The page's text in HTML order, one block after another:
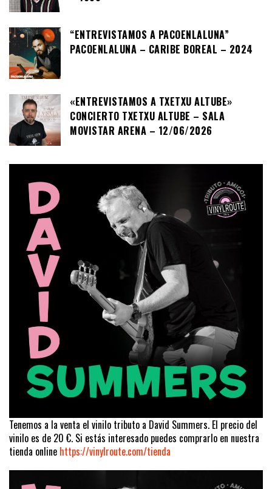
“ENTREVISTAMOS A PACOENLALUNA”
PACOENLALUNA – CARIBE BOREAL – 2024
«ENTREVISTAMOS A TXETXU ALTUBE»
CONCIERTO TXETXU ALTUBE – SALA
MOVISTAR ARENA – 12/06/2026
Tenemos a la venta el vinilo tributo a David Summers. El precio del
vinilo es de 20 €. Si estás interesado puedes comprarlo en nuestra
tienda online https://vinylroute.com/tienda